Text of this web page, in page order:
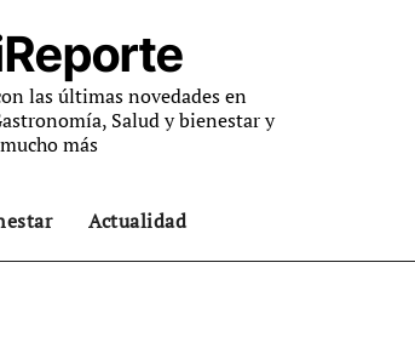
las últimas novedades en
Salud y bienestar y
mucho más
Actualidad